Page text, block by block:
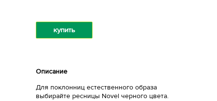
купить
Описание
Для поклонниц естественного образа
выбирайте ресницы Novel черного цвета.